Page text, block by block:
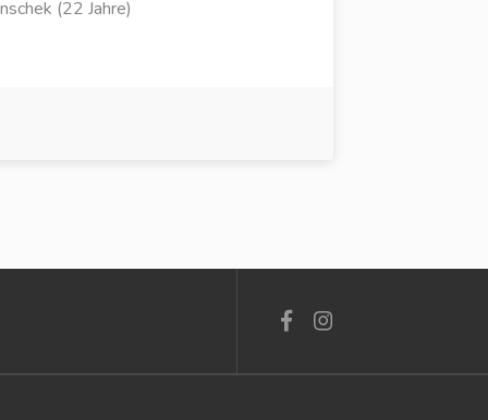
(22 Jahre)